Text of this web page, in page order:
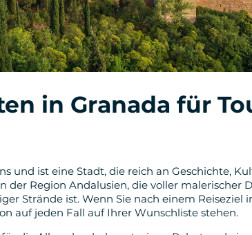
in Granada für
und ist eine Stadt, die reich an Geschichte,
der Region Andalusien, die voller malerischer
Strände ist. Wenn Sie nach einem Reiseziel
auf jeden Fall auf Ihrer Wunschliste stehen.